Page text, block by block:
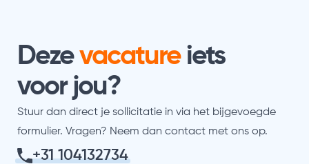
Dezevacatureiets
voor jou?
Stuur dan direct je sollicitatie in via het bijgevoegde
formulier. Vragen? Neem dan contact met ons op.
+31 104132734